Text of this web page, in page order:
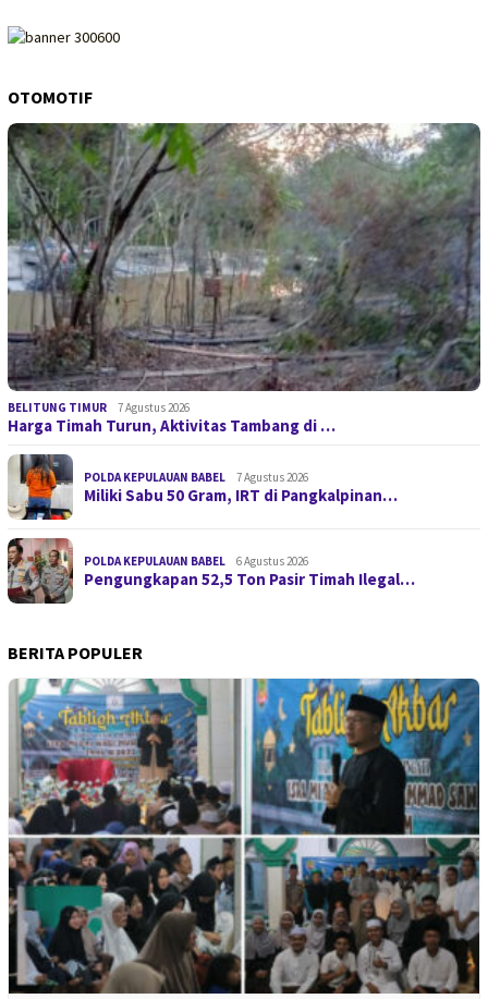
OTOMOTIF
BELITUNG TIMUR 7 Agustus 2026
Harga Timah Turun, Aktivitas Tambang di …
POLDA KEPULAUAN BABEL 7 Agustus 2026
Miliki Sabu 50 Gram, IRT di Pangkalpinan…
POLDA KEPULAUAN BABEL 6 Agustus 2026
Pengungkapan 52,5 Ton Pasir Timah Ilegal…
BERITA POPULER